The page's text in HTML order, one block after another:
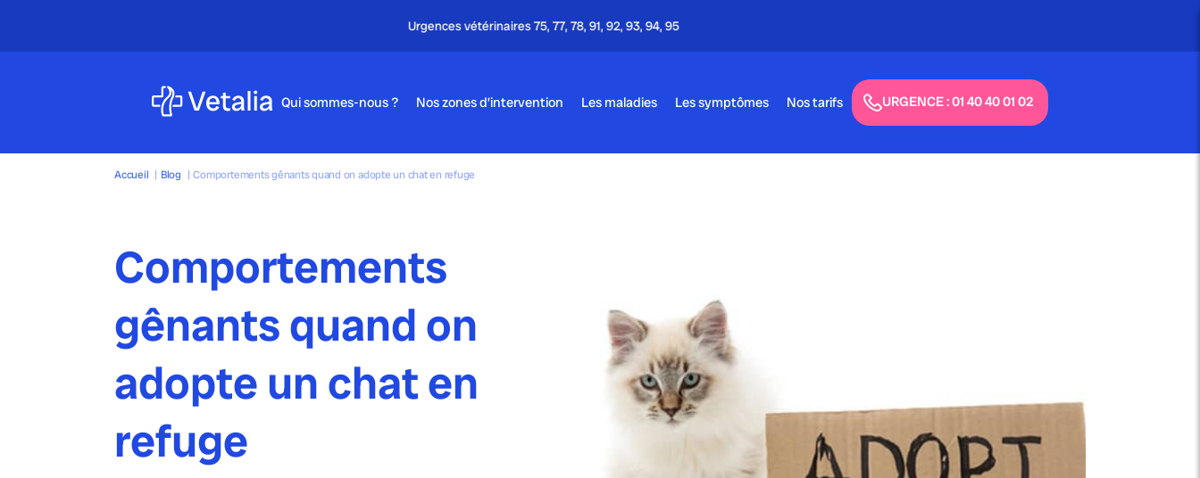
Appel gratuit - 24h/24 & 7j/7
Qui sommes-nous ? Nos zones d’intervention Les maladies Les symptômes Nos tarifs URGENCE : 01 40 40 01 02
Accueil | Blog | Comportements gênants quand on adopte un chat en refuge
Comportements
gênants quand on
adopte un chat en
refuge